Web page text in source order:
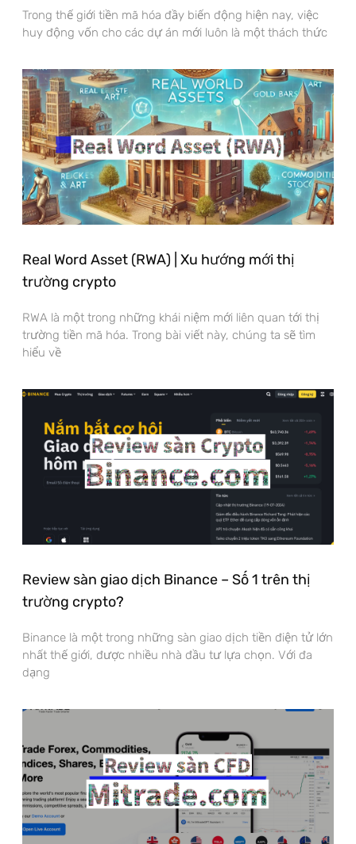
Trong thế giới tiền mã hóa đầy biến động hiện nay, việc
huy động vốn cho các dự án mới luôn là một thách thức
Real Word Asset (RWA) | Xu hướng mới thị
trường crypto
RWA là một trong những khái niệm mới liên quan tới thị
trường tiền mã hóa. Trong bài viết này, chúng ta sẽ tìm
hiểu về
Review sàn giao dịch Binance – Số 1 trên thị
trường crypto?
Binance là một trong những sàn giao dịch tiền điện tử lớn
nhất thế giới, được nhiều nhà đầu tư lựa chọn. Với đa
dạng